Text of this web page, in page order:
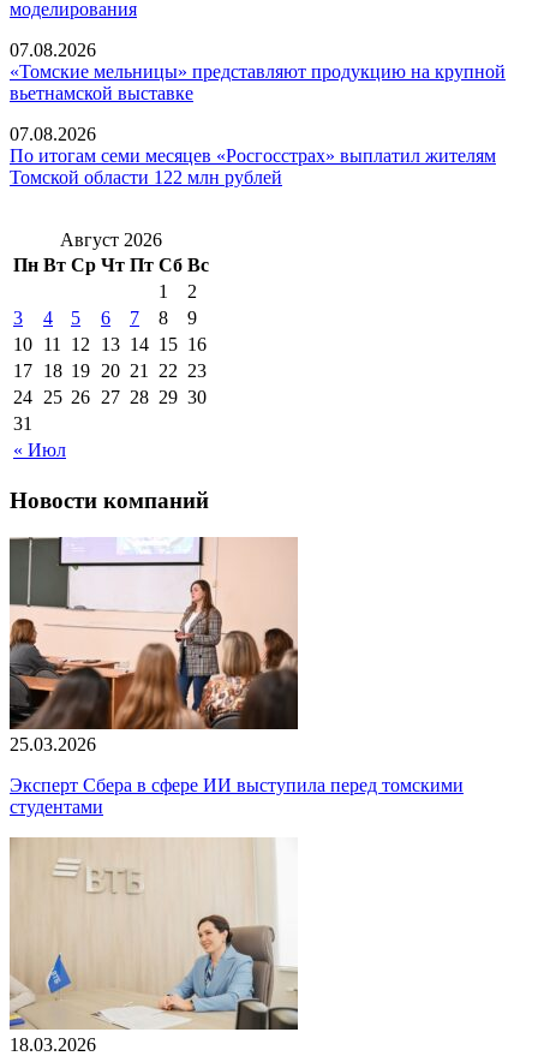
моделирования
07.08.2026
«Томские мельницы» представляют продукцию на крупной
вьетнамской выставке
07.08.2026
По итогам семи месяцев «Росгосстрах» выплатил жителям
Томской области 122 млн рублей
Август 2026
Пн Вт Ср Чт Пт Сб Вс
« Июл
1
2
3
4 5 6 7 8
9
10 11 12 13 14 15 16
17 18 19 20 21 22 23
24 25 26 27 28 29 30
31
Новости компаний
25.03.2026
Эксперт Сбера в сфере ИИ выступила перед томскими
студентами
18.03.2026